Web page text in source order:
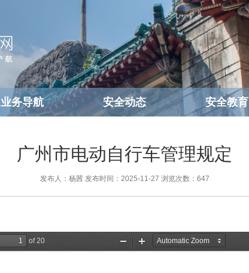
业务导航 安全动态 安全教育
广州市电动自行车管理规定
发布人：杨茜 发布时间：2025-11-27 浏览次数： 647